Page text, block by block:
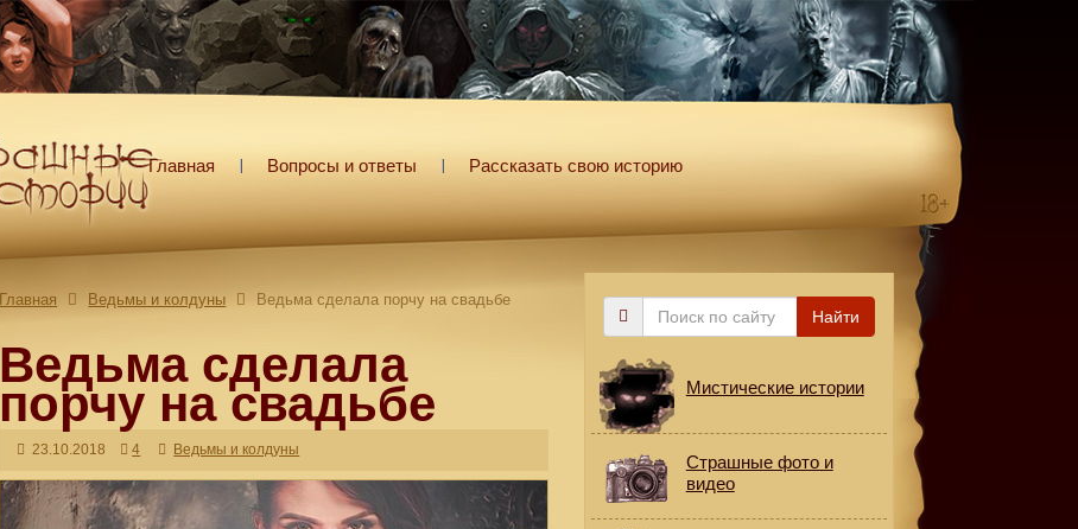
Главная Вопросы и ответы Рассказать свою историю
Главная Ведьмы и колдуны Ведьма сделала порчу на свадьбе
Ведьма сделала
порчу на свадьбе
23.10.2018 4 Ведьмы и колдуны
Поиск
Найти
Мистические истории
Страшные фото и
видео